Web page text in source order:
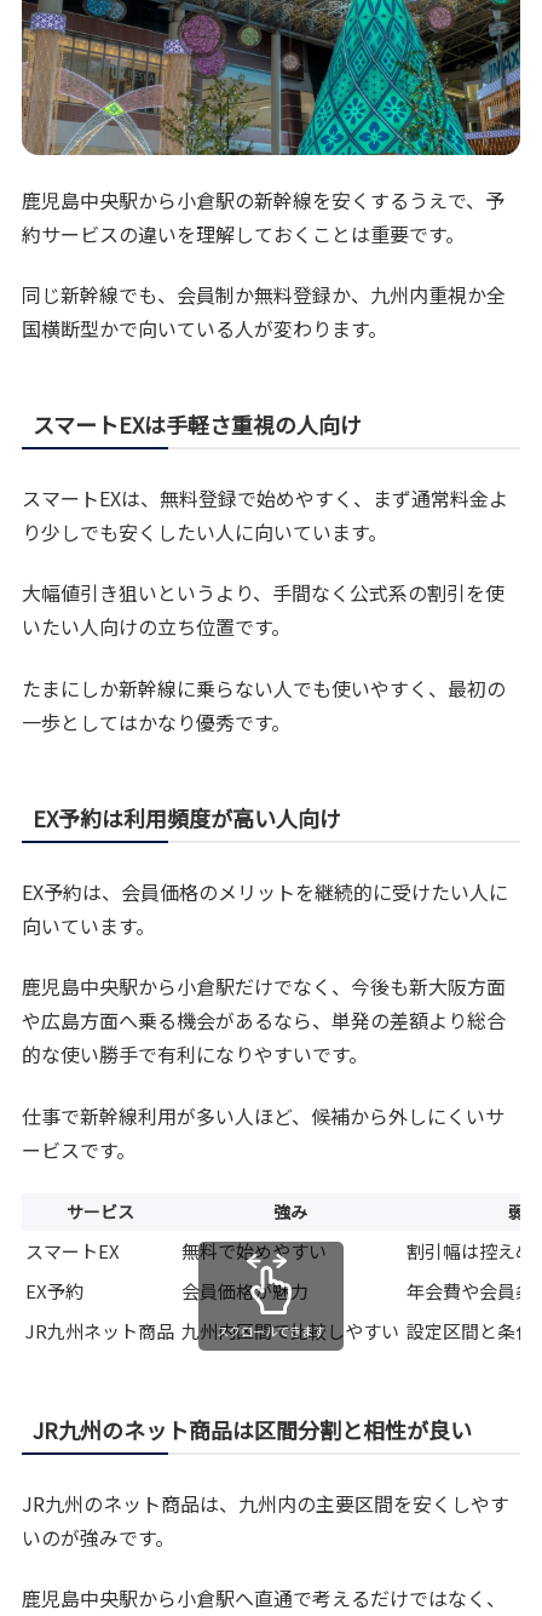
鹿児島中央駅から小倉駅の新幹線を安くするうえで、予
約サービスの違いを理解しておくことは重要です。
同じ新幹線でも、会員制か無料登録か、九州内重視か全
国横断型かで向いている人が変わります。
スマートEXは手軽さ重視の人向け
スマートEXは、無料登録で始めやすく、まず通常料金よ
り少しでも安くしたい人に向いています。
大幅値引き狙いというより、手間なく公式系の割引を使
いたい人向けの立ち位置です。
たまにしか新幹線に乗らない人でも使いやすく、最初の
一歩としてはかなり優秀です。
EX予約は利用頻度が高い人向け
EX予約は、会員価格のメリットを継続的に受けたい人に
向いています。
鹿児島中央駅から小倉駅だけでなく、今後も新大阪方面
や広島方面へ乗る機会があるなら、単発の差額より総合
的な使い勝手で有利になりやすいです。
仕事で新幹線利用が多い人ほど、候補から外しにくいサ
ービスです。
サービス 強み 弱み
スマートEX 無料で始めやすい
割引幅は控えめ
EX予約
会員価格が魅力
年会費や会員条
JR九州ネット商品 九州内区間で比較しやすい 設定区間と条件
スクロールできます
JR九州のネット商品は区間分割と相性が良い
JR九州のネット商品は、九州内の主要区間を安くしやす
いのが強みです。
鹿児島中央駅から小倉駅へ直通で考えるだけではなく、